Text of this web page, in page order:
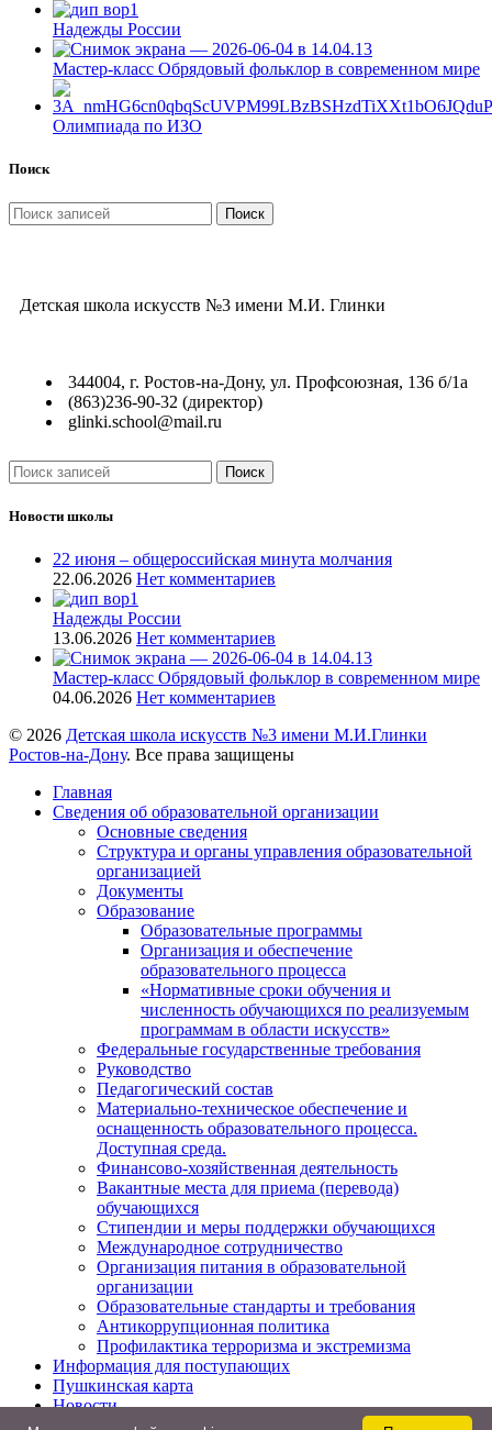
Надежды России
Мастер-класс Обрядовый фольклор в современном мире
Олимпиада по ИЗО
Поиск
Поиск
Детская школа искусств №3 имени М.И. Глинки
344004, г. Ростов-на-Дону, ул. Профсоюзная, 136 б/1а
(863)236-90-32 (директор)
glinki.school@mail.ru
Поиск
Новости школы
22 июня – общероссийская минута молчания
22.06.2026 Нет комментариев
Надежды России
13.06.2026 Нет комментариев
Мастер-класс Обрядовый фольклор в современном мире
04.06.2026 Нет комментариев
© 2026 Детская школа искусств №3 имени М.И.Глинки
Ростов-на-Дону. Все права защищены
Главная
Сведения об образовательной организации
Основные сведения
Структура и органы управления образовательной
организацией
Документы
Образование
Образовательные программы
Организация и обеспечение
образовательного процесса
«Нормативные сроки обучения и
численность обучающихся по реализуемым
программам в области искусств»
Федеральные государственные требования
Руководство
Педагогический состав
Материально-техническое обеспечение и
оснащенность образовательного процесса.
Доступная среда.
Финансово-хозяйственная деятельность
Вакантные места для приема (перевода)
обучающихся
Стипендии и меры поддержки обучающихся
Международное сотрудничество
Организация питания в образовательной
организации
Образовательные стандарты и требования
Антикоррупционная политика
Профилактика терроризма и экстремизма
Информация для поступающих
Пушкинская карта
Новости